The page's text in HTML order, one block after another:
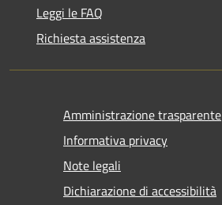
Leggi le FAQ
Richiesta assistenza
Amministrazione trasparente
Informativa privacy
Note legali
Dichiarazione di accessibilità